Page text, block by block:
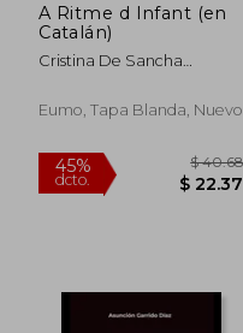
A Ritme d Infant (en
Catalán)
Cristina De Sancha
Eumo, Tapa Blanda, Nuevo